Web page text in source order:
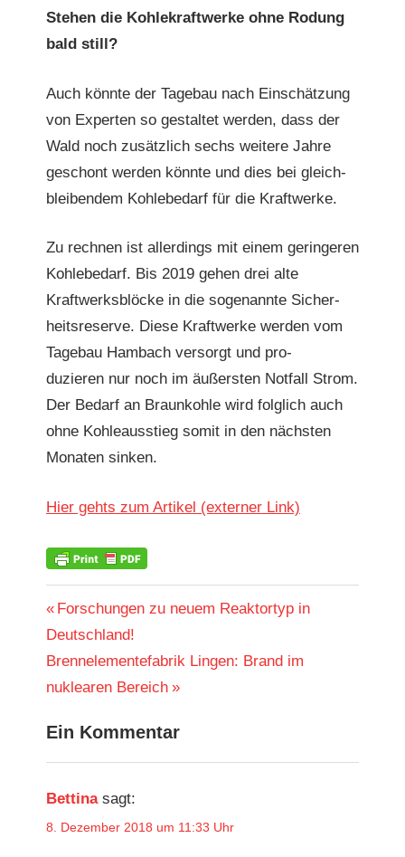
Ste­hen die Kohlekraftwerke ohne Rodung
bald still?
Auch kön­nte der Tage­bau nach Ein­schätzung
von Experten so gestal­tet wer­den, dass der
Wald noch zusät­zlich sechs weit­ere Jahre
geschont wer­den kön­nte und dies bei gle­ich­
bleiben­dem Kohlebe­darf für die Kraftwerke.
Zu rech­nen ist allerd­ings mit einem gerin­geren
Kohlebe­darf. Bis 2019 gehen drei alte
Kraftwerks­blöcke in die soge­nan­nte Sicher­
heit­sre­serve. Diese Kraftwerke wer­den vom
Tage­bau Ham­bach ver­sorgt und pro­
duzieren nur noch im äußer­sten Not­fall Strom.
Der Bedarf an Braunkohle wird fol­glich auch
ohne Kohleausstieg somit in den näch­sten
Monat­en sinken.
Hier gehts zum Artikel (extern­er Link)
KOHLE
Beitragsnavigation
Vorheriger
Beitrag:
Forschungen zu neuem Reaktortyp in
Deutschland!
Nächster
Beitrag:
Brennelementefabrik Lingen: Brand im
nuklearen Bereich
Ein Kommentar
Bettina sagt:
8. Dezember 2018 um 11:33 Uhr